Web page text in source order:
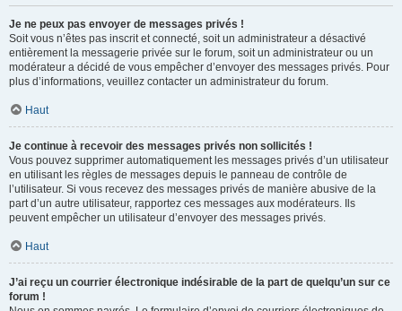
Je ne peux pas envoyer de messages privés !
Soit vous n’êtes pas inscrit et connecté, soit un administrateur a désactivé
entièrement la messagerie privée sur le forum, soit un administrateur ou un
modérateur a décidé de vous empêcher d’envoyer des messages privés. Pour
plus d’informations, veuillez contacter un administrateur du forum.
Haut
Je continue à recevoir des messages privés non sollicités !
Vous pouvez supprimer automatiquement les messages privés d’un utilisateur
en utilisant les règles de messages depuis le panneau de contrôle de
l’utilisateur. Si vous recevez des messages privés de manière abusive de la
part d’un autre utilisateur, rapportez ces messages aux modérateurs. Ils
peuvent empêcher un utilisateur d’envoyer des messages privés.
Haut
J’ai reçu un courrier électronique indésirable de la part de quelqu’un sur ce
forum !